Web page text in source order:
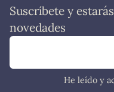
Suscríbete y
novedades
He leído y